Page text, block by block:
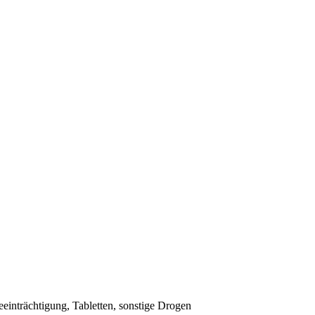
Tabletten, sonstige Drogen